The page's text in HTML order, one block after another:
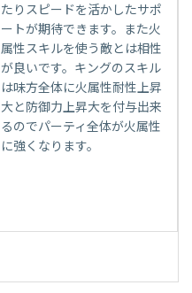
たりスピードを活かしたサポ
ートが期待できます。また火
属性スキルを使う敵とは相性
が良いです。キングのスキル
は味方全体に火属性耐性上昇
大と防御力上昇大を付与出来
るのでパーティ全体が火属性
に強くなります。